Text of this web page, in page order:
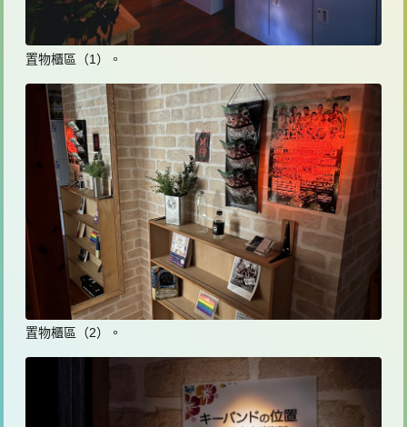
置物櫃區（1）。
置物櫃區（2）。